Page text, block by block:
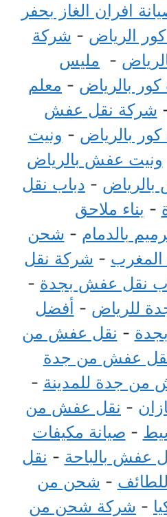
افران الغاز بحفر
الرياض - شركة
- مليس
بالرياض - معلم
شركة نقل عفش
بالرياض - ونيت
ونيت عفش بالرياض
- دباب نقل
- بناء ملاحق
بالدمام - شحن
المغرب - شركة نقل
نقل عفش بجدة -
للرياض - أفضل
- نقل عفش من
عفش من جدة
من جدة للمدينة -
- نقل عفش من
- صيانة مكيفات
عفش بالباحة - نقل
- شحن من
- شركة شحن من